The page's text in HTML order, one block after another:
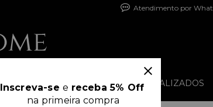
Atendimento por
PRATARIA | OURO24K PERSONALIZADOS
Inscreva-see receba 5% Off
na primeira compra